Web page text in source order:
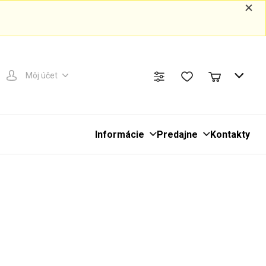
Môj účet
Informácie Predajne Kontakty